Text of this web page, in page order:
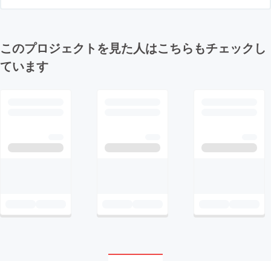
このプロジェクトを見た人はこちらもチェックし
ています